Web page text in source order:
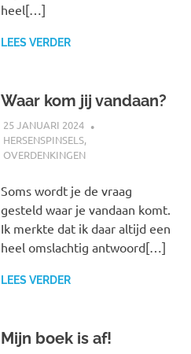
heel[…]
LEES VERDER
Waar kom jij vandaan?
25 JANUARI 2024
HERSENSPINSELS,
OVERDENKINGEN
Soms wordt je de vraag
gesteld waar je vandaan komt.
Ik merkte dat ik daar altijd een
heel omslachtig antwoord[…]
LEES VERDER
Mijn boek is af!